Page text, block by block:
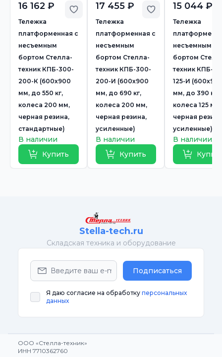
Добавить в избранное
16 162 ₽
Тележка
платформенная с
несъемным
бортом Стелла-
техник КПБ-300-
200-К (600х900
мм, до 550 кг,
колеса 200 мм,
черная резина,
стандартные)
В наличии
Купить
Добавить в
17 455 ₽
Тележка
платформенная с
несъемным
бортом Стелла-
техник КПБ-300-
200-И (600х900
мм, до 690 кг,
колеса 200 мм,
черная резина,
усиленные)
В наличии
Купить
15 044 ₽
Тележка
несъемным
бортом
техник КПБ-
125-И
мм, до 390 кг,
колеса 125 мм,
черная
усиленные)
В наличии
Stella-tech.ru
Cкладская техника и оборудование
Подписаться
Я даю согласие на обработку персональных
данных
ООО «Стелла-техник»
ИНН 7710362760